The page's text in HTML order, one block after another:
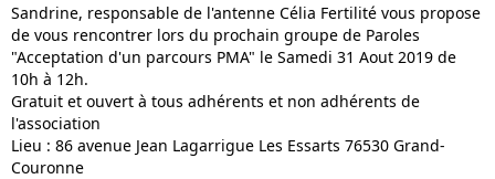
Sandrine, responsable de l'antenne Célia Fertilité vous propose
de vous rencontrer lors du prochain groupe de Paroles
"Acceptation d'un parcours PMA" le Samedi 31 Aout 2019 de
10h à 12h.
Gratuit et ouvert à tous adhérents et non adhérents de
l'association
Lieu : 86 avenue Jean Lagarrigue Les Essarts 76530 Grand-
Couronne